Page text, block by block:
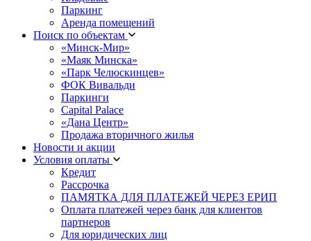
Паркинг
Аренда помещений
Поиск по объектам
«Минск-Мир»
«Маяк Минска»
«Парк Челюскинцев»
ФОК Вивальди
Паркинги
Capital Palace
«Дана Центр»
Продажа вторичного жилья
Новости и акции
Условия оплаты
Кредит
Рассрочка
ПАМЯТКА ДЛЯ ПЛАТЕЖЕЙ ЧЕРЕЗ ЕРИП
Оплата платежей через банк для клиентов
партнеров
Для юридических лиц